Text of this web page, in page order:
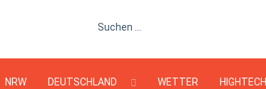
Suchen ...
NRW DEUTSCHLAND WETTER HIGHTECH